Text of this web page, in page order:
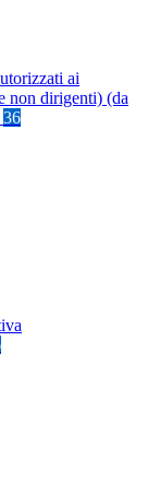
ai
non dirigenti) (da
36